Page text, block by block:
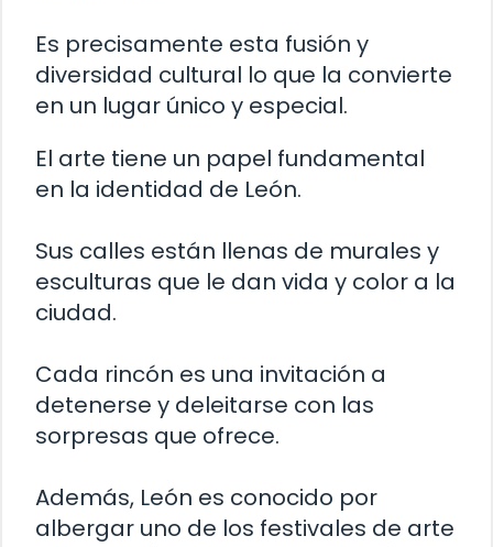
Es precisamente esta fusión y
diversidad cultural lo que la convierte
en un lugar único y especial.
El arte tiene un papel fundamental
en la identidad de León.
Sus calles están llenas de murales y
esculturas que le dan vida y color a la
ciudad.
Cada rincón es una invitación a
detenerse y deleitarse con las
sorpresas que ofrece.
Además, León es conocido por
albergar uno de los festivales de arte